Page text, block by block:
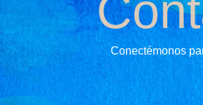
Conectémonos